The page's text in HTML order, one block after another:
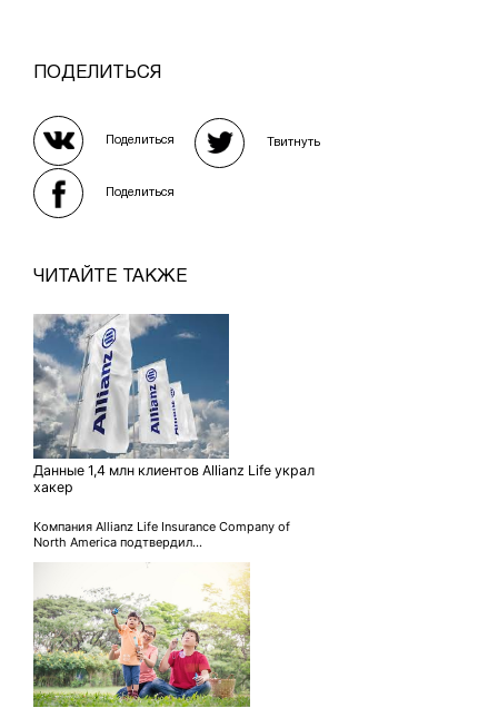
ПОДЕЛИТЬСЯ
Поделиться Твитнуть
Поделиться
ЧИТАЙТЕ ТАКЖЕ
Данные 1,4 млн клиентов Allianz Life украл
хакер
Компания Allianz Life Insurance Company of
North America подтвердил...